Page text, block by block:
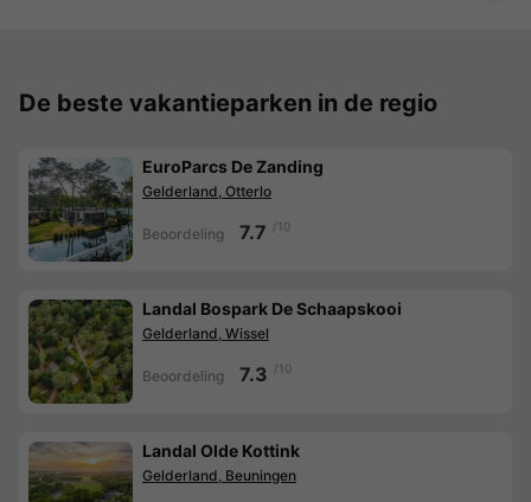
De beste vakantieparken in de regio
EuroParcs De Zanding
Gelderland, Otterlo
Beoordeling 7.7 /10
Landal Bospark De Schaapskooi
Gelderland, Wissel
Beoordeling 7.3 /10
Landal Olde Kottink
Gelderland, Beuningen